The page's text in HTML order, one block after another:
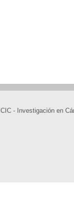
ICIC - Investigación en